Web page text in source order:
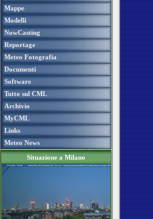
Mappe
Modelli
NowCasting
Reportage
Meteo Fotografia
Documenti
Software
Tutto sul CML
Archivio
MyCML
Links
Meteo News
Situazione a Milano